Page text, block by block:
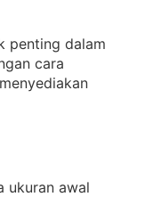
penting dalam
cara
ukuran awal